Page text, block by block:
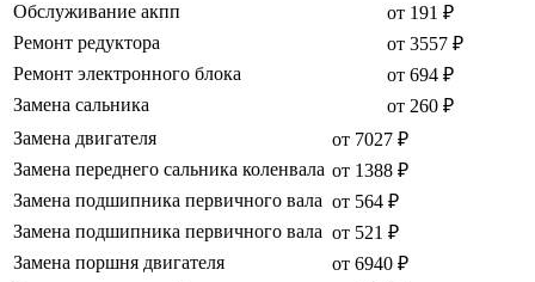
Обслуживание акпп
от 191 ₽
Ремонт редуктора
от 3557 ₽
Ремонт электронного блока
от 694 ₽
Замена сальника
от 260 ₽
Замена двигателя
от 7027 ₽
Замена переднего сальника коленвала от 1388 ₽
Замена подшипника первичного вала от 564 ₽
Замена подшипника первичного вала от 521 ₽
Замена поршня двигателя
от 6940 ₽